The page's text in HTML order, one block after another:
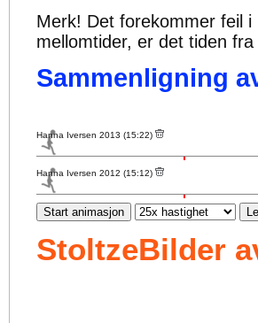
Merk! Det forekommer feil
mellomtider, er det tiden
Sammenligning
Hanna Iversen 2013 (15:22)
Hanna Iversen 2012 (15:12)
Start animasjon
StoltzeBilder